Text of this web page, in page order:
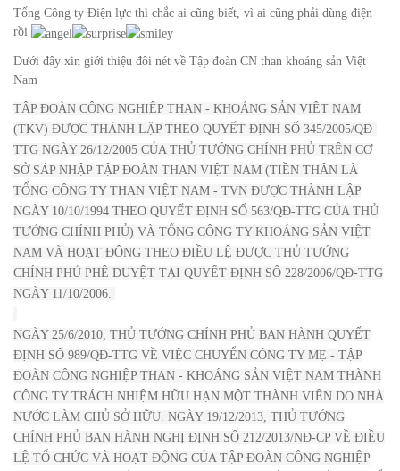
Tổng Công ty Điện lực thì chắc ai cũng biết, vì ai cũng phải dùng điện
rồi
Dưới đây xin giới thiệu đôi nét về Tập đoàn CN than khoáng sản Việt
Nam
TẬP ĐOÀN CÔNG NGHIỆP THAN - KHOÁNG SẢN VIỆT NAM
(TKV) ĐƯỢC THÀNH LẬP THEO QUYẾT ĐỊNH SỐ 345/2005/QĐ-
TTG NGÀY 26/12/2005 CỦA THỦ TƯỚNG CHÍNH PHỦ TRÊN CƠ
SỞ SÁP NHẬP TẬP ĐOÀN THAN VIỆT NAM (TIỀN THÂN LÀ
TỔNG CÔNG TY THAN VIỆT NAM - TVN ĐƯỢC THÀNH LẬP
NGÀY 10/10/1994 THEO QUYẾT ĐỊNH SỐ 563/QĐ-TTG CỦA THỦ
TƯỚNG CHÍNH PHỦ) VÀ TỔNG CÔNG TY KHOÁNG SẢN VIỆT
NAM VÀ HOẠT ĐỘNG THEO ĐIỀU LỆ ĐƯỢC THỦ TƯỚNG
CHÍNH PHỦ PHÊ DUYỆT TẠI QUYẾT ĐỊNH SỐ 228/2006/QĐ-TTG
NGÀY 11/10/2006.
NGÀY 25/6/2010, THỦ TƯỚNG CHÍNH PHỦ BAN HÀNH QUYẾT
ĐỊNH SỐ 989/QĐ-TTG VỀ VIỆC CHUYỂN CÔNG TY MẸ - TẬP
ĐOÀN CÔNG NGHIỆP THAN - KHOÁNG SẢN VIỆT NAM THÀNH
CÔNG TY TRÁCH NHIỆM HỮU HẠN MỘT THÀNH VIÊN DO NHÀ
NƯỚC LÀM CHỦ SỞ HỮU. NGÀY 19/12/2013, THỦ TƯỚNG
CHÍNH PHỦ BAN HÀNH NGHỊ ĐỊNH SỐ 212/2013/NĐ-CP VỀ ĐIỀU
LỆ TỔ CHỨC VÀ HOẠT ĐỘNG CỦA TẬP ĐOÀN CÔNG NGHIỆP